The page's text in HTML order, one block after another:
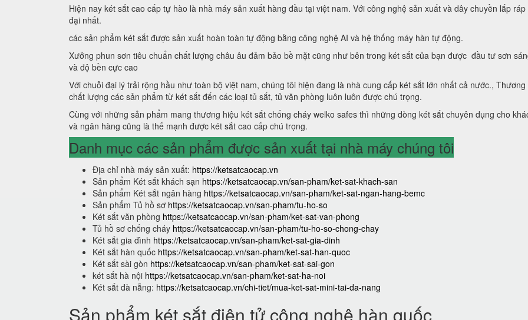
Hiện nay két sắt cao cấp tự hào là nhà máy sản xuất hàng đầu tại việt nam. Với công nghệ sản xuất và dây chuyền lắp ráp
đại nhất.
các sản phẩm két sắt được sản xuất hoàn toàn tự động bằng công nghệ AI và hệ thống máy hàn tự động.
Xưởng phun sơn tiêu chuẩn chất lượng châu âu đảm bảo bề mặt cũng như bên trong két sắt của bạn được đầu tư sơn
và độ bền cực cao
Với chuỗi đại lý trải rộng hầu như toàn bộ việt nam, chúng tôi hiện đang là nhà cung cấp két sắt lớn nhất cả nước., Thương
chất lượng các sản phẩm từ két sắt đến các loại tủ sắt, tủ văn phòng luôn luôn được chú trọng.
Cùng với những sản phẩm mang thương hiệu két sắt chống cháy welko safes thì những dòng két sắt chuyên dụng cho
và ngân hàng cũng là thế mạnh được két sắt cao cấp chú trọng.
Danh mục các sản phẩm được sản xuất tại nhà máy chúng tôi
Địa chỉ nhà máy sản xuất: https://ketsatcaocap.vn
Sản phẩm Két sắt khách sạn https://ketsatcaocap.vn/san-pham/ket-sat-khach-san
Sản phẩm Két sắt ngân hàng https://ketsatcaocap.vn/san-pham/ket-sat-ngan-hang-bemc
Sản phẩm Tủ hồ sơ https://ketsatcaocap.vn/san-pham/tu-ho-so
Két sắt văn phòng https://ketsatcaocap.vn/san-pham/ket-sat-van-phong
Tủ hồ sơ chống cháy https://ketsatcaocap.vn/san-pham/tu-ho-so-chong-chay
Két sắt gia đình https://ketsatcaocap.vn/san-pham/ket-sat-gia-dinh
Két sắt hàn quốc https://ketsatcaocap.vn/san-pham/ket-sat-han-quoc
Két sắt sài gòn https://ketsatcaocap.vn/san-pham/ket-sat-sai-gon
két sắt hà nội https://ketsatcaocap.vn/san-pham/ket-sat-ha-noi
Két sắt đà nẵng: https://ketsatcaocap.vn/chi-tiet/mua-ket-sat-mini-tai-da-nang
Sản phẩm két sắt điện tử công nghệ hàn quốc